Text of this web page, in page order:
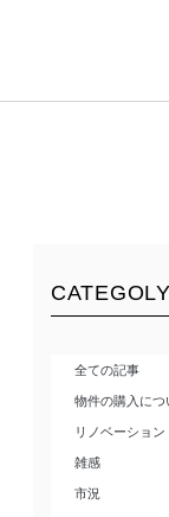
CATEGOLY
全ての記事
物件の購入につ
リノベーショ
雑感
市況